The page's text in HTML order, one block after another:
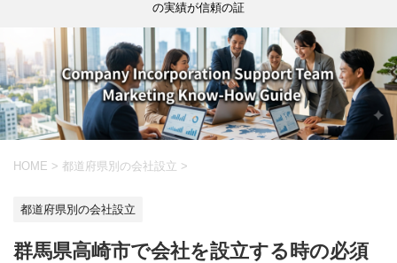
の実績が信頼の証
HOME > 都道府県別の会社設立 >
都道府県別の会社設立
群馬県高崎市で会社を設立する時の必須